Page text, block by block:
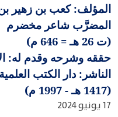
المؤلف: كعب بن زهير
المضرَّب شاعر مخضرم
(ت 26 هـ = 646 م)
حققه وشرحه وقدم له:
الناشر: دار الكتب العلمية
(1417 هـ - 1997 م)
17 يونيو 2024